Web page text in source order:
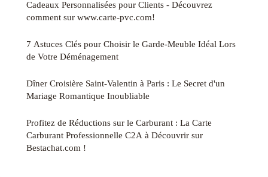
Cadeaux Personnalisées pour Clients - Découvrez
comment sur www.carte-pvc.com!
7 Astuces Clés pour Choisir le Garde-Meuble Idéal Lors
de Votre Déménagement
Dîner Croisière Saint-Valentin à Paris : Le Secret d'un
Mariage Romantique Inoubliable
Profitez de Réductions sur le Carburant : La Carte
Carburant Professionnelle C2A à Découvrir sur
Bestachat.com !